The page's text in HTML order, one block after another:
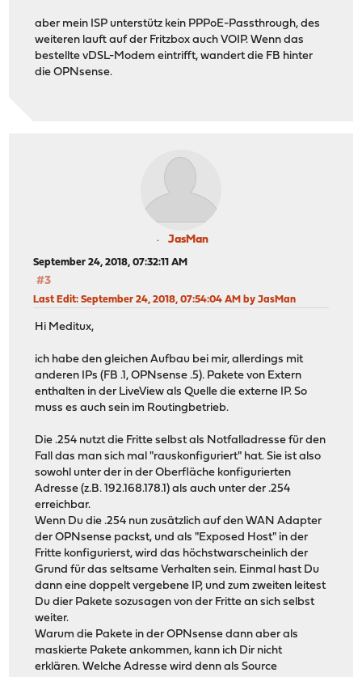
aber mein ISP unterstütz kein PPPoE-Passthrough, des
weiteren lauft auf der Fritzbox auch VOIP. Wenn das
bestellte vDSL-Modem eintrifft, wandert die FB hinter
die OPNsense.
JasMan
September 24, 2018, 07:32:11 AM
#3
Last Edit: September 24, 2018, 07:54:04 AM by JasMan
Hi Meditux,
ich habe den gleichen Aufbau bei mir, allerdings mit
anderen IPs (FB .1, OPNsense .5). Pakete von Extern
enthalten in der LiveView als Quelle die externe IP. So
muss es auch sein im Routingbetrieb.
Die .254 nutzt die Fritte selbst als Notfalladresse für den
Fall das man sich mal "rauskonfiguriert" hat. Sie ist also
sowohl unter der in der Oberfläche konfigurierten
Adresse (z.B. 192.168.178.1) als auch unter der .254
erreichbar.
Wenn Du die .254 nun zusätzlich auf den WAN Adapter
der OPNsense packst, und als "Exposed Host" in der
Fritte konfigurierst, wird das höchstwarscheinlich der
Grund für das seltsame Verhalten sein. Einmal hast Du
dann eine doppelt vergebene IP, und zum zweiten leitest
Du dier Pakete sozusagen von der Fritte an sich selbst
weiter.
Warum die Pakete in der OPNsense dann aber als
maskierte Pakete ankommen, kann ich Dir nicht
erklären. Welche Adresse wird denn als Source